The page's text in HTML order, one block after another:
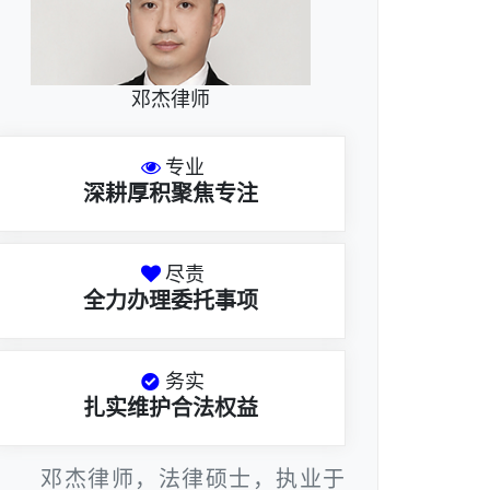
邓杰律师
专业
深耕厚积聚焦专注
尽责
全力办理委托事项
务实
扎实维护合法权益
邓杰律师，法律硕士，执业于